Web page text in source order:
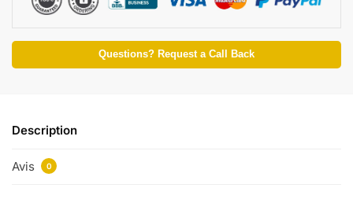
Questions? Request a Call Back
Description
Avis 0